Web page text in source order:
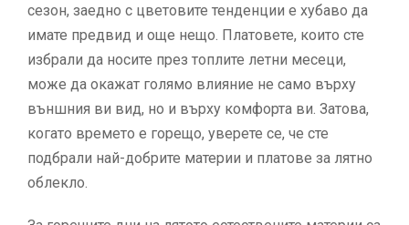
сезон, заедно с цветовите тенденции е хубаво да
имате предвид и още нещо. Платовете, които сте
избрали да носите през топлите летни месеци,
може да окажат голямо влияние не само върху
външния ви вид, но и върху комфорта ви. Затова,
когато времето е горещо, уверете се, че сте
подбрали най-добрите материи и платове за лятно
облекло.